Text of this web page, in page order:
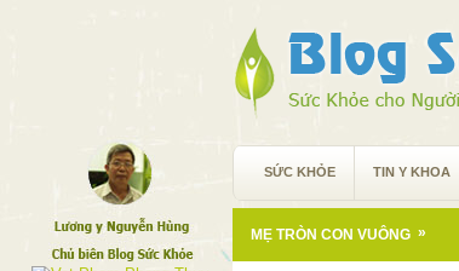
SỨC KHỎE TIN Y KHOA
MẸ TRÒN CON VUÔNG »